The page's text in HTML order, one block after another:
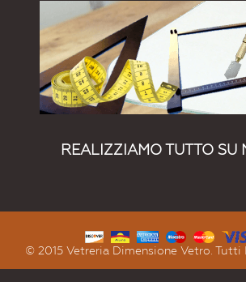
REALIZZIAMO TUTTO SU
© 2015 Vetreria Dimensione Vetro.